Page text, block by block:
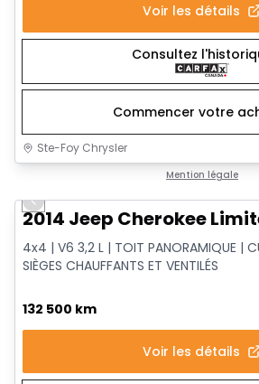
Voir les détails
Consultez
Commencer votre
Ste-Foy Chrysler
Mention légale
Previous slide
2014 Jeep Cherokee
4x4 | V6 3,2 L | TOIT PANORAMIQUE |
SIÈGES CHAUFFANTS ET VENTILÉS
132 500 km
Voir les détails